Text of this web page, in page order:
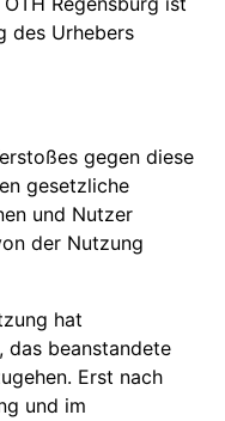
des Urhebers
gegen diese
gesetzliche
und Nutzer
der Nutzung
hat
das beanstandete
Erst nach
und im